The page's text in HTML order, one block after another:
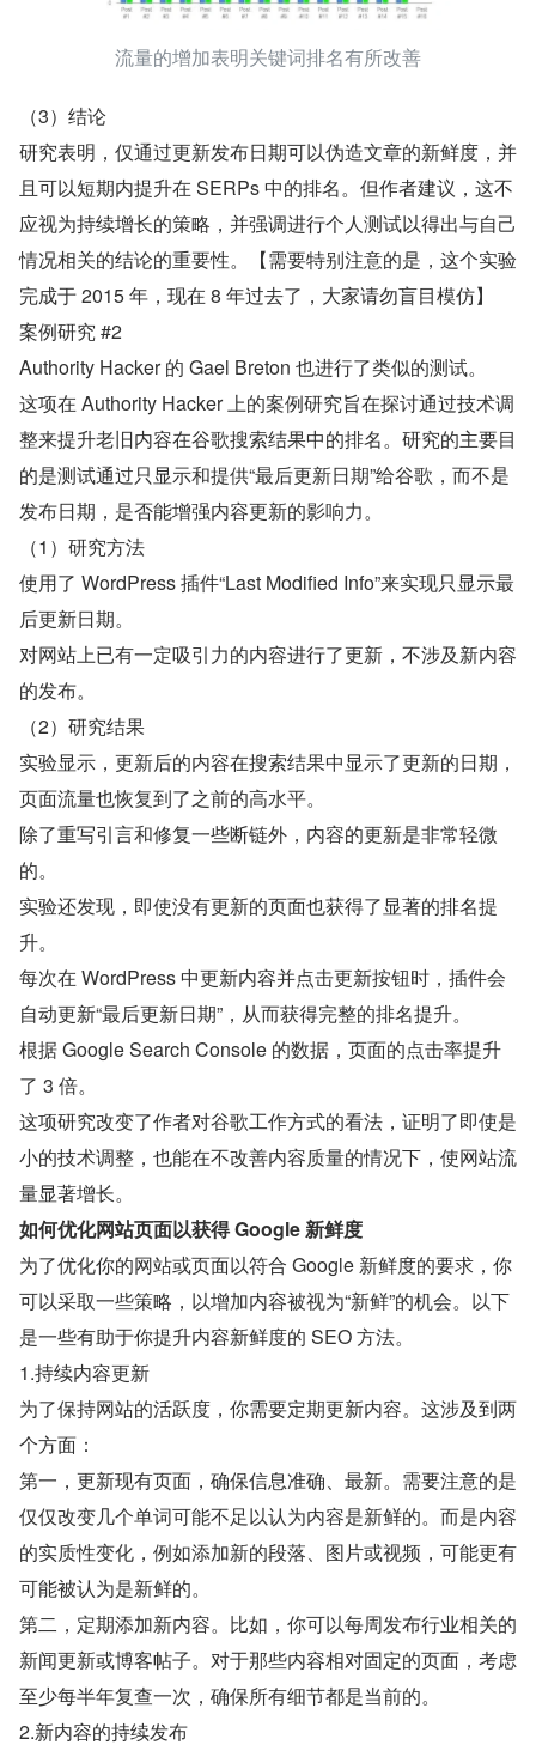
流量的增加表明关键词排名有所改善
（3）结论
研究表明，仅通过更新发布日期可以伪造文章的新鲜度，并
且可以短期内提升在 SERPs 中的排名。但作者建议，这不
应视为持续增长的策略，并强调进行个人测试以得出与自己
情况相关的结论的重要性。【需要特别注意的是，这个实验
完成于 2015 年，现在 8 年过去了，大家请勿盲目模仿】
案例研究 #2
Authority Hacker 的 Gael Breton 也进行了类似的测试。
这项在 Authority Hacker 上的案例研究旨在探讨通过技术调
整来提升老旧内容在谷歌搜索结果中的排名。研究的主要目
的是测试通过只显示和提供“最后更新日期”给谷歌，而不是
发布日期，是否能增强内容更新的影响力。
（1）研究方法
使用了 WordPress 插件“Last Modified Info”来实现只显示最
后更新日期。
对网站上已有一定吸引力的内容进行了更新，不涉及新内容
的发布。
（2）研究结果
实验显示，更新后的内容在搜索结果中显示了更新的日期，
页面流量也恢复到了之前的高水平。
除了重写引言和修复一些断链外，内容的更新是非常轻微
的。
实验还发现，即使没有更新的页面也获得了显著的排名提
升。
每次在 WordPress 中更新内容并点击更新按钮时，插件会
自动更新“最后更新日期”，从而获得完整的排名提升。
根据 Google Search Console 的数据，页面的点击率提升
了 3 倍。
这项研究改变了作者对谷歌工作方式的看法，证明了即使是
小的技术调整，也能在不改善内容质量的情况下，使网站流
量显著增长。
如何优化网站页面以获得 Google 新鲜度
为了优化你的网站或页面以符合 Google 新鲜度的要求，你
可以采取一些策略，以增加内容被视为“新鲜”的机会。以下
是一些有助于你提升内容新鲜度的 SEO 方法。
1.持续内容更新
为了保持网站的活跃度，你需要定期更新内容。这涉及到两
个方面：
第一，更新现有页面，确保信息准确、最新。需要注意的是
仅仅改变几个单词可能不足以认为内容是新鲜的。而是内容
的实质性变化，例如添加新的段落、图片或视频，可能更有
可能被认为是新鲜的。
第二，定期添加新内容。比如，你可以每周发布行业相关的
新闻更新或博客帖子。对于那些内容相对固定的页面，考虑
至少每半年复查一次，确保所有细节都是当前的。
2.新内容的持续发布